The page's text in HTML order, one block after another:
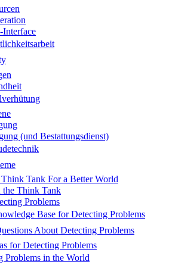
(und Bestattungsdienst)
Tank For a Better World
Think Tank
Problems
Base for Detecting Problems
About Detecting Problems
for Detecting Problems
in the World